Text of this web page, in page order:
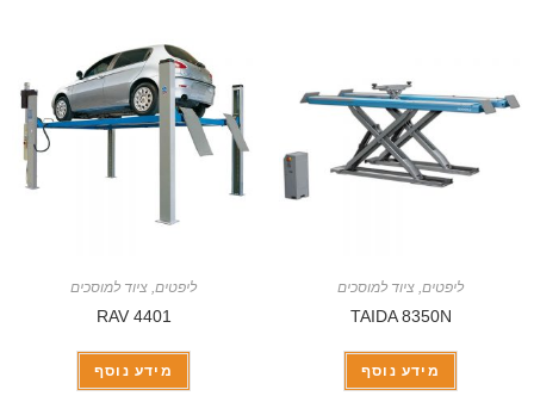
ליפטים, ציוד למוסכים
TAIDA 8350N
מידע נוסף
ליפטים, ציוד למוסכים
RAV 4401
מידע נוסף